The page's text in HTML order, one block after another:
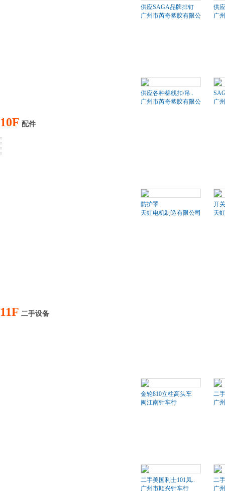
供应SAGA品牌排钉
广州市芮奇塑胶有限公司
供
广
供应各种棉线扣/吊..
广州市芮奇塑胶有限公司
广
10F 配件
防护罩
天虹电机制造有限公司
开关
天
11F 二手设备
金轮810立柱高头车
闽江南针车行
二
广
二手美国利士101凤..
广州市顺兴针车行
二
广